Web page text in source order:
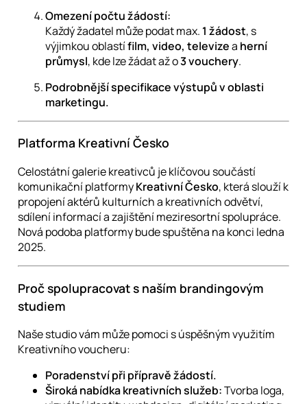
Omezení počtu žádostí:
Každý žadatel může podat max. 1 žádost, s
výjimkou oblastífilm, video, televizea herní
průmysl, kde lze žádat až o3 vouchery.
Podrobnější specifikace výstupů v oblasti
marketingu.
Platforma Kreativní Česko
Celostátní galerie kreativců je klíčovou součástí
komunikační platformyKreativní Česko, která slouží k
propojení aktérů kulturních a kreativních odvětví,
sdílení informací a zajištění meziresortní spolupráce.
Nová podoba platformy bude spuštěna na konci ledna
2025.
Proč spolupracovat s naším brandingovým
studiem
Naše studio vám může pomoci s úspěšným využitím
Kreativního voucheru:
Poradenství při přípravě žádostí.
Široká nabídka kreativních služeb:Tvorba loga,